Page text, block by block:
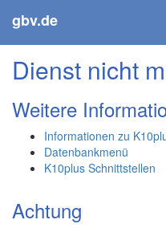
gbv.de
Dienst nicht
Weitere
Informationen zu
Datenbankmenü
K10plus Schnittstellen
Achtung